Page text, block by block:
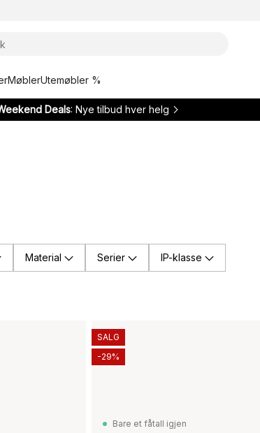
MøblerUtemøbler %
Deals: Nye tilbud hver helg
Material Serier IP-klasse
Bare et fåtall igjen
SALG
-29%